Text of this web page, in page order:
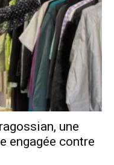
une
engagée contre